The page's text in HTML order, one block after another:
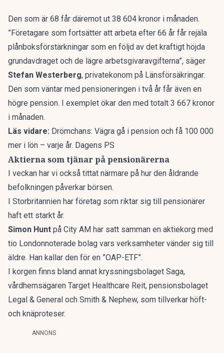
Den som är 68 får däremot ut 38 604 kronor i månaden.
”Företagare som fortsätter att arbeta efter 66 år får rejäla
plånboksförstärkningar som en följd av det kraftigt höjda
grundavdraget och de lägre arbetsgivaravgifterna”, säger
Stefan Westerberg, privatekonom på Länsförsäkringar.
Den som väntar med pensioneringen i två år får även en
högre pension. I exemplet ökar den med totalt 3 667 kronor
i månaden.
Läs vidare: Drömchans: Vägra gå i pension och få 100 000
mer i lön – varje år. Dagens PS
Aktierna som tjänar på pensionärerna
I veckan har vi också tittat närmare på hur den åldrande
befolkningen påverkar börsen.
I Storbritannien har företag som riktar sig till pensionärer
haft ett starkt år.
Simon Hunt på City AM har satt samman en aktiekorg med
tio Londonnoterade bolag vars verksamheter vänder sig till
äldre. Han kallar den för en ”OAP-ETF”.
I korgen finns bland annat kryssningsbolaget Saga,
vårdhemsägaren Target Healthcare Reit, pensionsbolaget
Legal & General och Smith & Nephew, som tillverkar höft-
och knäproteser.
ANNONS